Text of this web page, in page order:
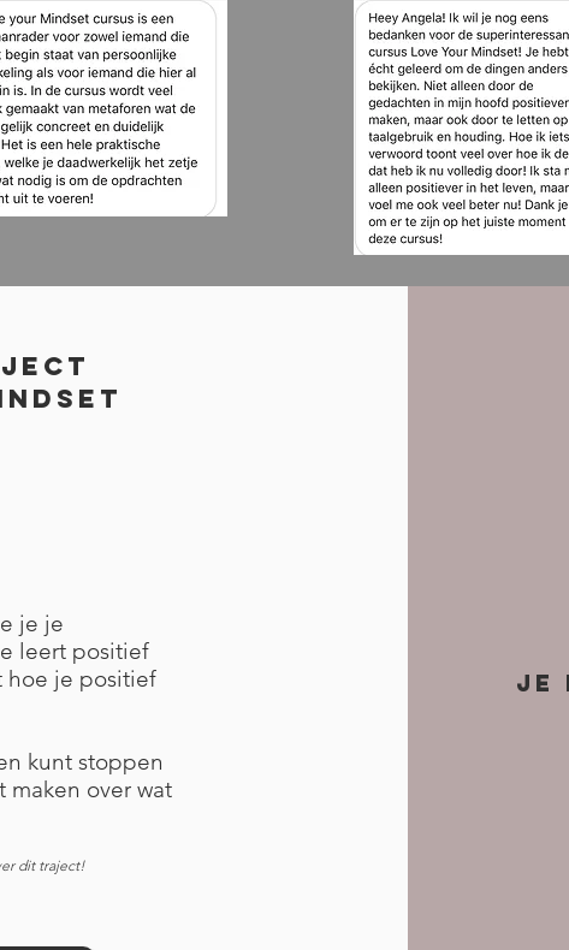
je je
leert positief
hoe je positief
kunt stoppen
over wat
dit traject!
Je